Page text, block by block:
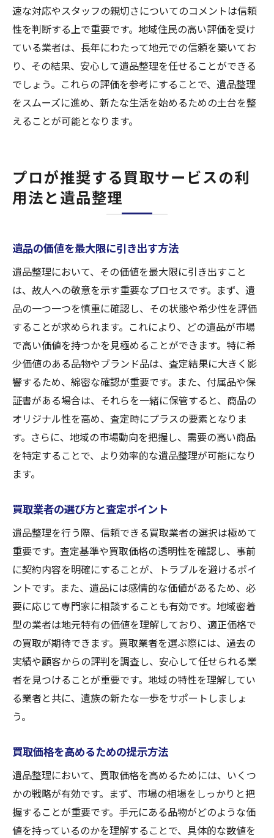
速な対応やスタッフの親切さについてのコメントは信頼
性を判断する上で重要です。地域住民の高い評価を受け
ている業者は、長年にわたって地元での信頼を築いてお
り、その結果、安心して遺品整理を任せることができる
でしょう。これらの評価を参考にすることで、遺品整理
をスムーズに進め、新たな生活を始めるための土台を整
えることが可能となります。
プロが推奨する買取サービスの利
用法と遺品整理
遺品の価値を最大限に引き出す方法
遺品整理において、その価値を最大限に引き出すこと
は、故人への敬意を示す重要なプロセスです。まず、遺
品の一つ一つを慎重に確認し、その状態や希少性を評価
することが求められます。これにより、どの遺品が市場
で高い価値を持つかを見極めることができます。特に希
少価値のある品物やブランド品は、査定結果に大きく影
響するため、綿密な確認が重要です。また、付属品や保
証書がある場合は、それらを一緒に保管すると、商品の
オリジナル性を高め、査定時にプラスの要素となりま
す。さらに、地域の市場動向を把握し、需要の高い商品
を特定することで、より効率的な遺品整理が可能になり
ます。
買取業者の選び方と査定ポイント
遺品整理を行う際、信頼できる買取業者の選択は極めて
重要です。査定基準や買取価格の透明性を確認し、事前
に契約内容を明確にすることが、トラブルを避けるポイ
ントです。また、遺品には感情的な価値があるため、必
要に応じて専門家に相談することも有効です。地域密着
型の業者は地元特有の価値を理解しており、適正価格で
の買取が期待できます。買取業者を選ぶ際には、過去の
実績や顧客からの評判を調査し、安心して任せられる業
者を見つけることが重要です。地域の特性を理解してい
る業者と共に、遺族の新たな一歩をサポートしましょ
う。
買取価格を高めるための提示方法
遺品整理において、買取価格を高めるためには、いくつ
かの戦略が有効です。まず、市場の相場をしっかりと把
握することが重要です。手元にある品物がどのような価
値を持っているのかを理解することで、具体的な数値を